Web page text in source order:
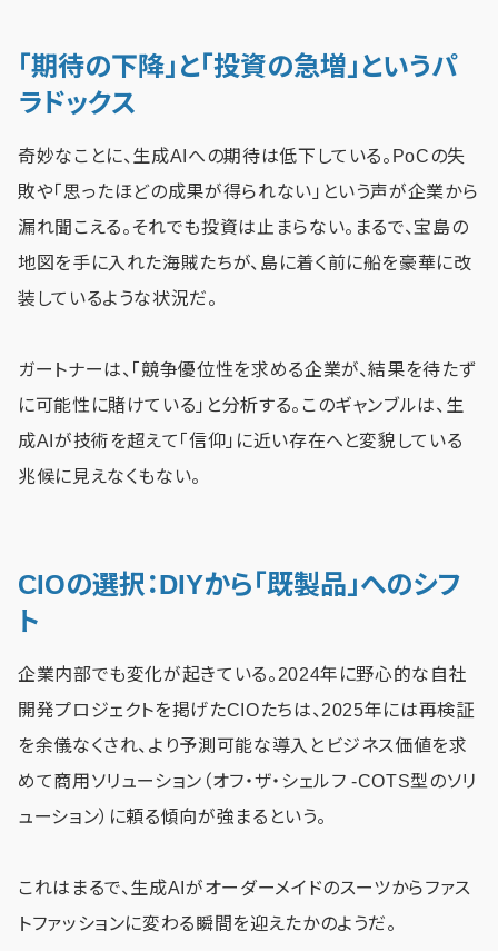
「期待の下降」と「投資の急増」というパ
ラドックス
奇妙なことに、生成AIへの期待は低下している。PoCの失
敗や「思ったほどの成果が得られない」という声が企業から
漏れ聞こえる。それでも投資は止まらない。まるで、宝島の
地図を手に入れた海賊たちが、島に着く前に船を豪華に改
装しているような状況だ。
ガートナーは、「競争優位性を求める企業が、結果を待たず
に可能性に賭けている」と分析する。このギャンブルは、生
成AIが技術を超えて「信仰」に近い存在へと変貌している
兆候に見えなくもない。
CIOの選択：DIYから「既製品」へのシフ
ト
企業内部でも変化が起きている。2024年に野心的な自社
開発プロジェクトを掲げたCIOたちは、2025年には再検証
を余儀なくされ、より予測可能な導入とビジネス価値を求
めて商用ソリューション（オフ・ザ・シェルフ -COTS型のソリ
ューション）に頼る傾向が強まるという。
これはまるで、生成AIがオーダーメイドのスーツからファス
トファッションに変わる瞬間を迎えたかのようだ。